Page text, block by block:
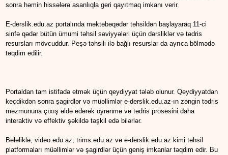
sonra həmin hissələrə asanlıqla geri qayıtmaq imkanı verir.
E-derslik.edu.az portalında məktəbəqədər təhsildən başlayaraq 11-ci
sinfə qədər bütün ümumi təhsil səviyyələri üçün dərsliklər və tədris
resursları mövcuddur. Peşə təhsili ilə bağlı resurslar da ayrıca bölmədə
təqdim edilir.
Portaldan tam istifadə etmək üçün qeydiyyat tələb olunur. Qeydiyyatdan
keçdikdən sonra şagirdlər və müəllimlər e-derslik.edu.az-ın zəngin tədris
məzmununa çıxış əldə edərək öyrənmə və tədris prosesini daha
interaktiv və effektiv şəkildə təşkil edə bilərlər.
Beləliklə, video.edu.az, trims.edu.az və e-derslik.edu.az kimi təhsil
platformaları müəllimlər və şagirdlər üçün geniş imkanlar təqdim edir. Bu